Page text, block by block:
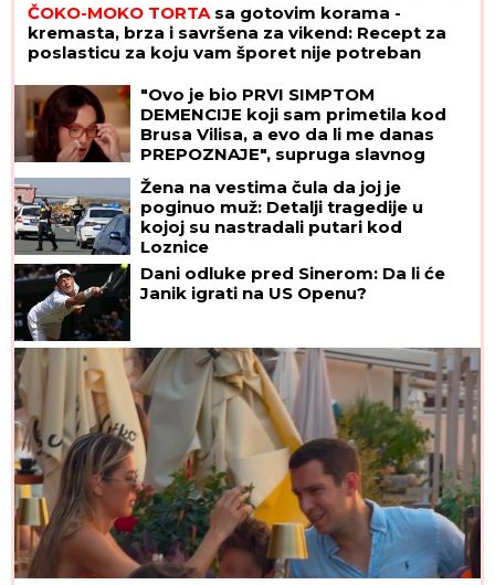
ČOKO-MOKO TORTA sa gotovim korama -
kremasta, brza i savršena za vikend: Recept za
poslasticu za koju vam šporet nije potreban
"Ovo je bio PRVI SIMPTOM
DEMENCIJE koji sam primetila kod
Brusa Vilisa, a evo da li me danas
PREPOZNAJE", supruga slavnog
glumca otkrila nove detalje - OSEĆAJ
KRIVICE je non stop prati
Žena na vestima čula da joj je
poginuo muž: Detalji tragedije u
kojoj su nastradali putari kod
Loznice
Dani odluke pred Sinerom: Da li će
Janik igrati na US Openu?